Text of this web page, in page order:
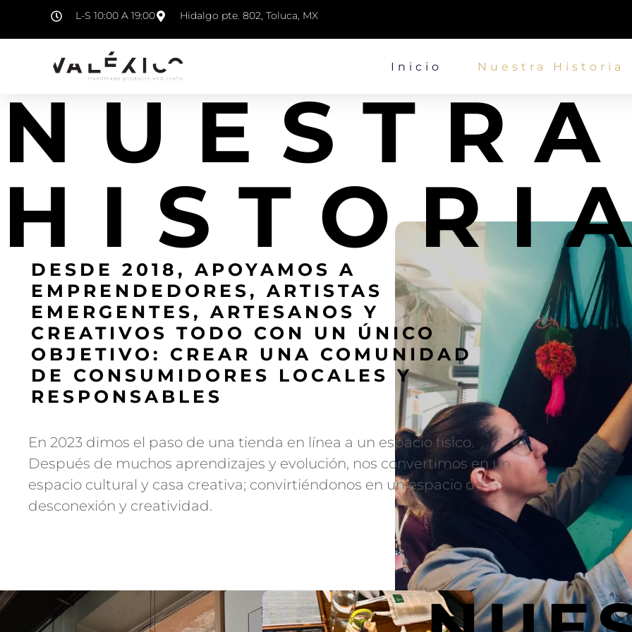
L-S 10:00 A 19:00 Hidalgo pte. 802, Toluca, MX
Inicio Nuestra Historia
NUESTRA
DESDE 2018, APOYAMOS A
EMPRENDEDORES, ARTISTAS
EMERGENTES, ARTESANOS Y
CREATIVOS TODO CON UN ÚNICO
OBJETIVO: CREAR UNA COMUNIDAD
DE CONSUMIDORES LOCALES Y
RESPONSABLES
En 2023 dimos el paso de una tienda en línea a un espacio físico.
Después de muchos aprendizajes y evolución, nos convertimos en un
espacio cultural y casa creativa; convirtiéndonos en un espacio de
desconexión y creatividad.